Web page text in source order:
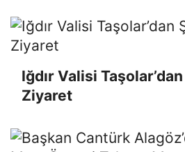
Iğdır Valisi
Ziyaret